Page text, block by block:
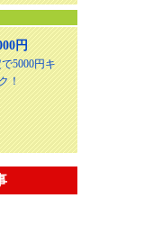
円
5000円キ
！